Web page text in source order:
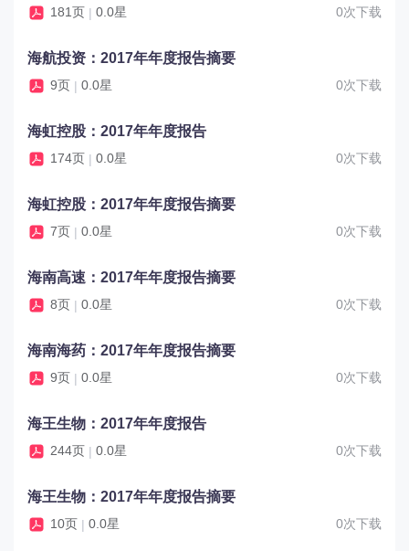
181页 | 0.0星 0次下载
海航投资：2017年年度报告摘要
9页 | 0.0星 0次下载
海虹控股：2017年年度报告
174页 | 0.0星 0次下载
海虹控股：2017年年度报告摘要
7页 | 0.0星 0次下载
海南高速：2017年年度报告摘要
8页 | 0.0星 0次下载
海南海药：2017年年度报告摘要
9页 | 0.0星 0次下载
海王生物：2017年年度报告
244页 | 0.0星 0次下载
海王生物：2017年年度报告摘要
10页 | 0.0星 0次下载